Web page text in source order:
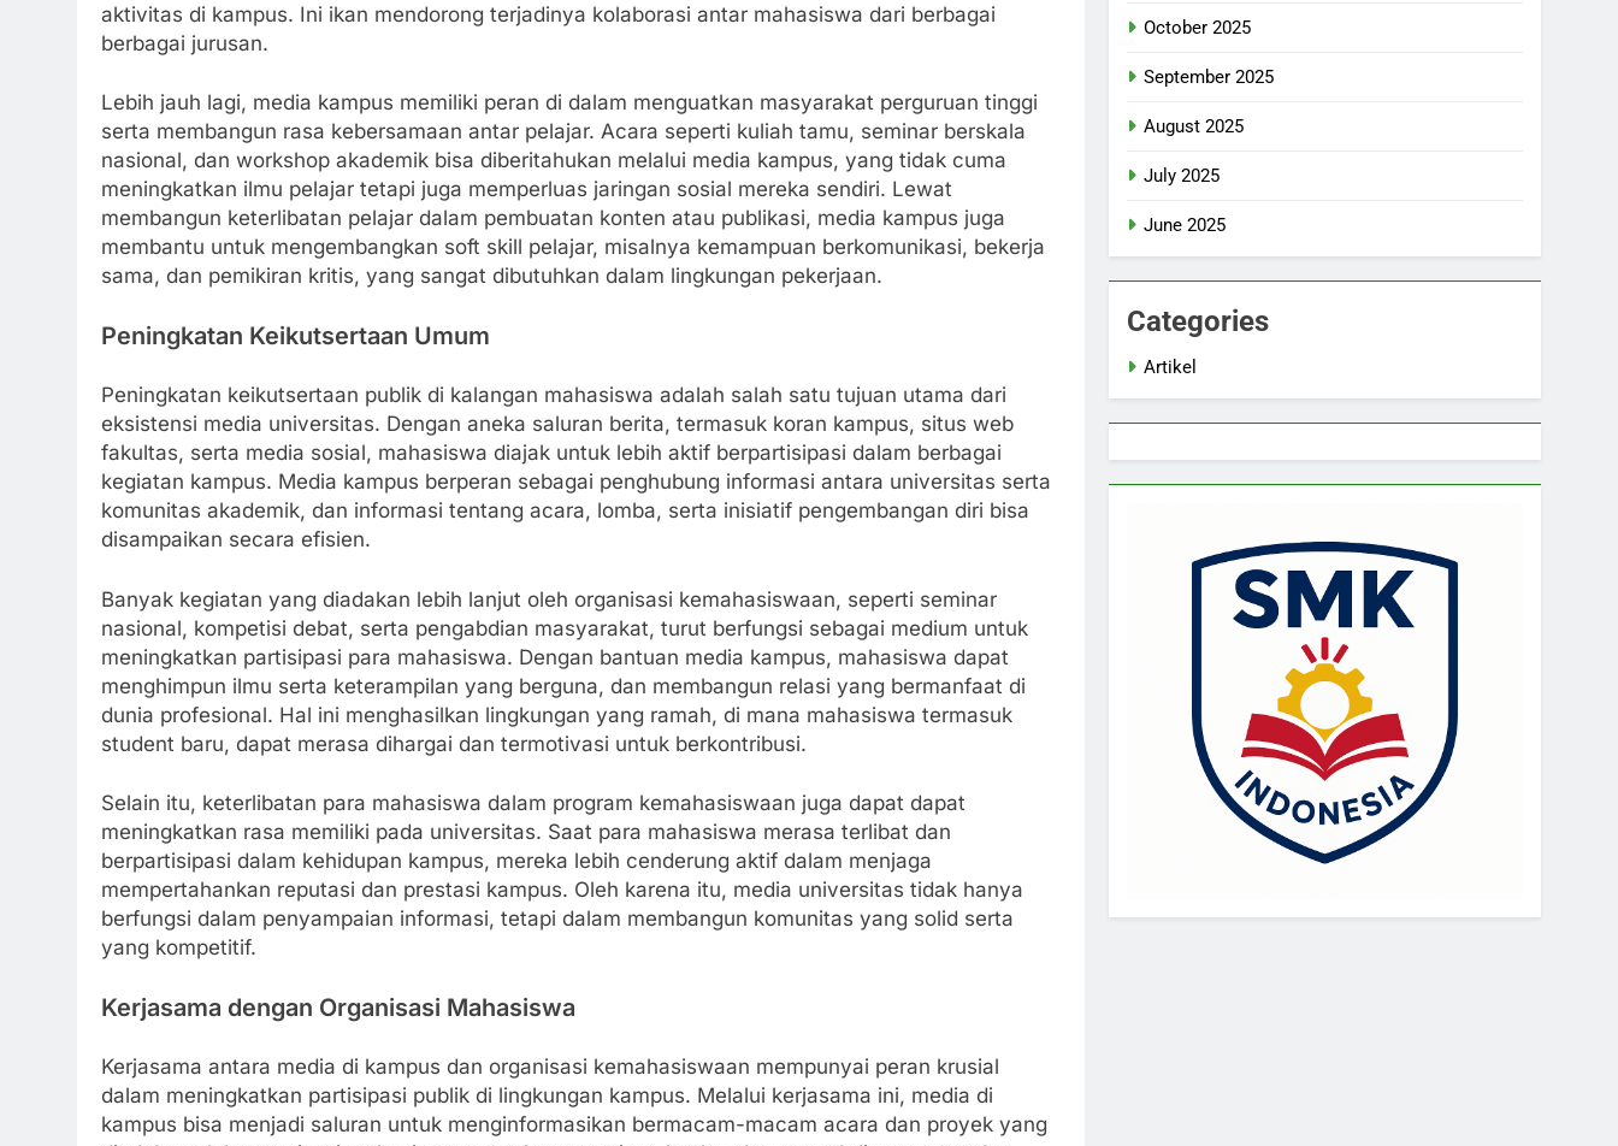
aktivitas di kampus. Ini ikan mendorong terjadinya kolaborasi antar mahasiswa dari berbagai
berbagai jurusan.
Lebih jauh lagi, media kampus memiliki peran di dalam menguatkan masyarakat perguruan tinggi
serta membangun rasa kebersamaan antar pelajar. Acara seperti kuliah tamu, seminar berskala
nasional, dan workshop akademik bisa diberitahukan melalui media kampus, yang tidak cuma
meningkatkan ilmu pelajar tetapi juga memperluas jaringan sosial mereka sendiri. Lewat
membangun keterlibatan pelajar dalam pembuatan konten atau publikasi, media kampus juga
membantu untuk mengembangkan soft skill pelajar, misalnya kemampuan berkomunikasi, bekerja
sama, dan pemikiran kritis, yang sangat dibutuhkan dalam lingkungan pekerjaan.
Peningkatan Keikutsertaan Umum
Peningkatan keikutsertaan publik di kalangan mahasiswa adalah salah satu tujuan utama dari
eksistensi media universitas. Dengan aneka saluran berita, termasuk koran kampus, situs web
fakultas, serta media sosial, mahasiswa diajak untuk lebih aktif berpartisipasi dalam berbagai
kegiatan kampus. Media kampus berperan sebagai penghubung informasi antara universitas serta
komunitas akademik, dan informasi tentang acara, lomba, serta inisiatif pengembangan diri bisa
disampaikan secara efisien.
Banyak kegiatan yang diadakan lebih lanjut oleh organisasi kemahasiswaan, seperti seminar
nasional, kompetisi debat, serta pengabdian masyarakat, turut berfungsi sebagai medium untuk
meningkatkan partisipasi para mahasiswa. Dengan bantuan media kampus, mahasiswa dapat
menghimpun ilmu serta keterampilan yang berguna, dan membangun relasi yang bermanfaat di
dunia profesional. Hal ini menghasilkan lingkungan yang ramah, di mana mahasiswa termasuk
student baru, dapat merasa dihargai dan termotivasi untuk berkontribusi.
Selain itu, keterlibatan para mahasiswa dalam program kemahasiswaan juga dapat dapat
meningkatkan rasa memiliki pada universitas. Saat para mahasiswa merasa terlibat dan
berpartisipasi dalam kehidupan kampus, mereka lebih cenderung aktif dalam menjaga
mempertahankan reputasi dan prestasi kampus. Oleh karena itu, media universitas tidak hanya
berfungsi dalam penyampaian informasi, tetapi dalam membangun komunitas yang solid serta
yang kompetitif.
Kerjasama dengan Organisasi Mahasiswa
Kerjasama antara media di kampus dan organisasi kemahasiswaan mempunyai peran krusial
dalam meningkatkan partisipasi publik di lingkungan kampus. Melalui kerjasama ini, media di
kampus bisa menjadi saluran untuk menginformasikan bermacam-macam acara dan proyek yang
October 2025
September 2025
August 2025
July 2025
June 2025
Categories
Artikel